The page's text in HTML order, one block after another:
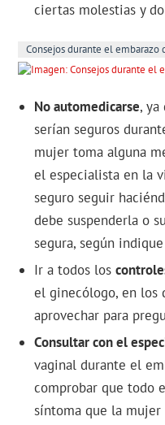
ciertas molestias y
Consejos durante el embarazo
No automedicarse, ya
serían seguros
mujer toma alguna
el especialista en la
seguro seguir
debe suspenderla o
segura, según
Ir a todos los
el ginecólogo, en los
aprovechar para
Consultar con el
vaginal durante el
comprobar que todo
síntoma que la